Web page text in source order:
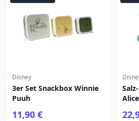
Disney
3er Set Snackbox Winnie
Puuh
11,90 €